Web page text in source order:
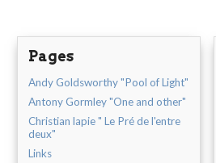
Pages
Andy Goldsworthy "Pool of Light"
Antony Gormley "One and other"
Christian lapie " Le Pré de l'entre
deux"
Links